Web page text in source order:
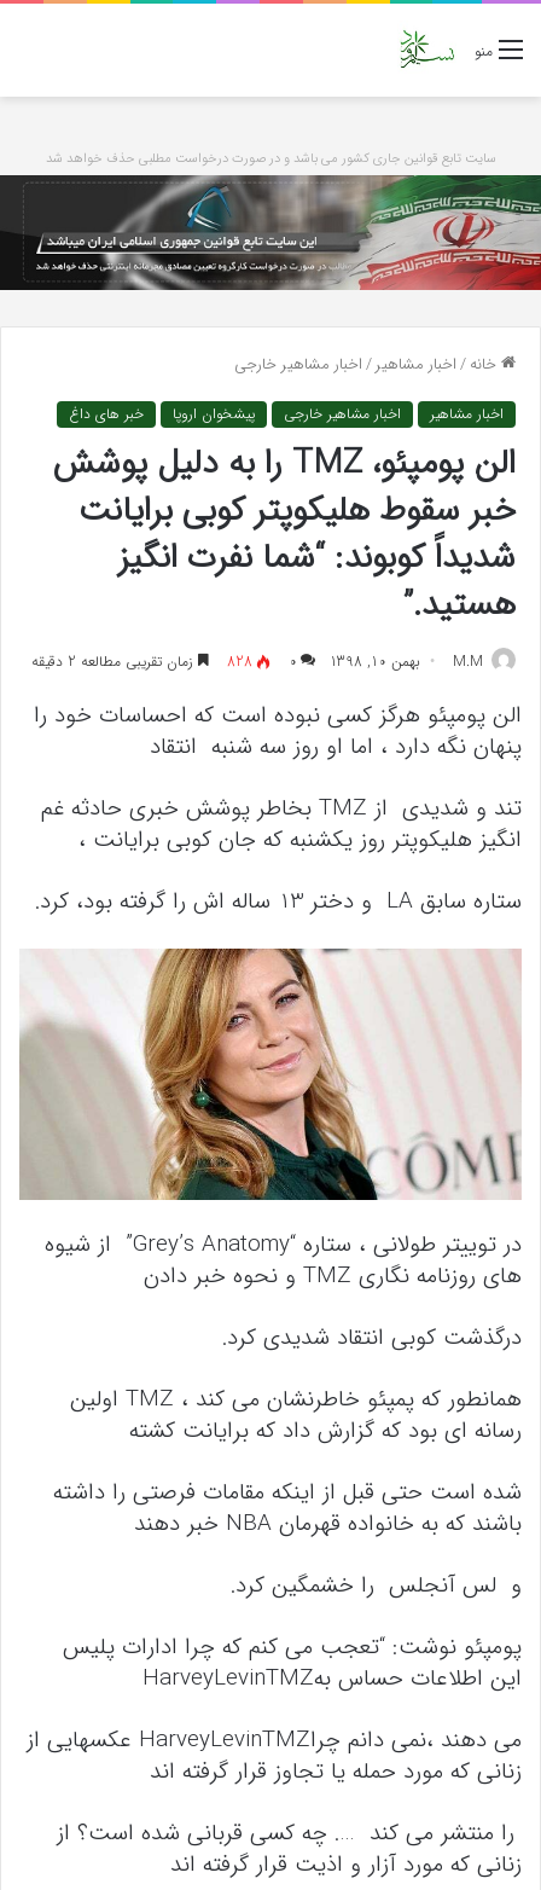
منو
سایت تابع قوانین جاری کشور می باشد و در صورت درخواست مطلبی حذف خواهد شد
خانه/اخبار مشاهیر/اخبار مشاهیر خارجی
اخبار مشاهیر اخبار مشاهیر خارجی پیشخوان اروپا خبر های داغ
الن پومپئو، TMZ را به دلیل پوشش
خبر سقوط هلیکوپتر کوبی برایانت
شدیداً کوبوند: “شما نفرت انگیز
هستید.”
M.M بهمن 10, 1398 ۰ 828 زمان تقریبی مطالعه 2 دقیقه
الن پومپئو هرگز کسی نبوده است که احساسات خود را
پنهان نگه دارد ، اما او روز سه شنبه انتقاد
تند و شدیدی از TMZ بخاطر پوشش خبری حادثه غم
انگیز هلیکوپتر روز یکشنبه که جان کوبی برایانت ،
ستاره سابق LA و دختر 13 ساله اش را گرفته بود، کرد.
در توییتر طولانی ، ستاره “Grey’s Anatomy” از شیوه
های روزنامه نگاری TMZ و نحوه خبر دادن
درگذشت کوبی انتقاد شدیدی کرد.
همانطور که پمپئو خاطرنشان می کند ، TMZ اولین
رسانه ای بود که گزارش داد که برایانت کشته
شده است حتی قبل از اینکه مقامات فرصتی را داشته
باشند که به خانواده قهرمان NBA خبر دهند
و لس آنجلس را خشمگین کرد.
پومپئو نوشت: “تعجب می کنم که چرا ادارات پلیس
این اطلاعات حساس بهHarveyLevinTMZ
می دهند ،نمی دانم چراHarveyLevinTMZ عکسهایی از
زنانی که مورد حمله یا تجاوز قرار گرفته اند
را منتشر می کند …. چه کسی قربانی شده است؟ از
زنانی که مورد آزار و اذیت قرار گرفته اند